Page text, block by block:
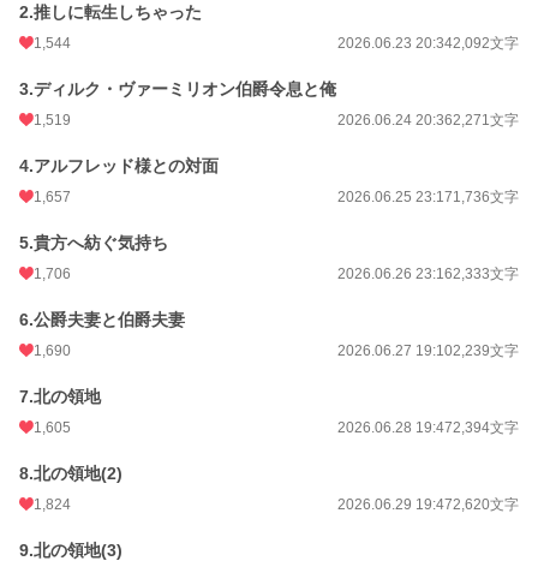
年間ポイント 692,485 pt (634 位)
2.推しに転生しちゃった
1,544 2026.06.23 20:342,092文字
3.ディルク・ヴァーミリオン伯爵令息と俺
1,519 2026.06.24 20:362,271文字
4.アルフレッド様との対面
1,657 2026.06.25 23:171,736文字
5.貴方へ紡ぐ気持ち
1,706 2026.06.26 23:162,333文字
6.公爵夫妻と伯爵夫妻
1,690 2026.06.27 19:102,239文字
7.北の領地
1,605 2026.06.28 19:472,394文字
8.北の領地(2)
1,824 2026.06.29 19:472,620文字
9.北の領地(3)